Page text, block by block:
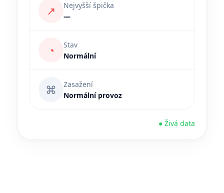
↗
Nejvyšší špička
—
◔
Stav
Normální
⌘
Zasažení
Normální provoz
● Živá data